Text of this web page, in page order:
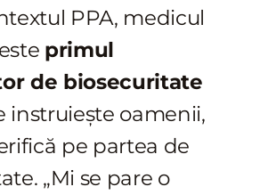
PPA, medicul
primul
de biosecuritate
instruiește oamenii,
pe partea de
„Mi se pare o